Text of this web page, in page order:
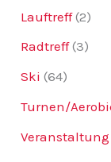
Lauftreff(2)
Radtreff(3)
Ski (64)
Turnen/
Veranstaltung